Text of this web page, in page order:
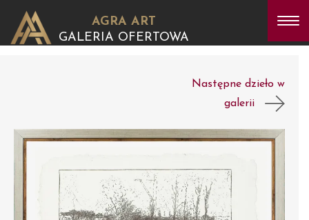
AGRA ART
GALERIA OFERTOWA
Następne dzieło w
galerii